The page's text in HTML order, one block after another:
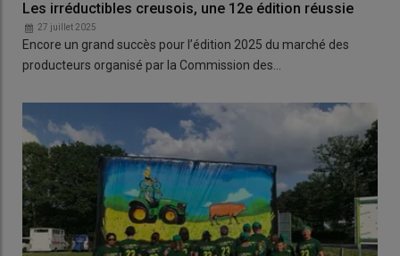
Les irréductibles creusois, une 12e édition réussie
27 juillet 2025
Encore un grand succès pour l’édition 2025 du marché des
producteurs organisé par la Commission des…